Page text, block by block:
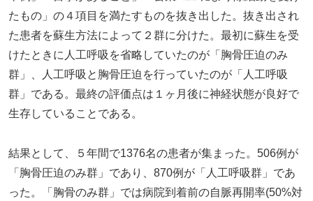
たもの」の４項目を満たすものを抜き出した。抜き出され
た患者を蘇生方法によって２群に分けた。最初に蘇生を受
けたときに人工呼吸を省略していたのが「胸骨圧迫のみ
群」、人工呼吸と胸骨圧迫を行っていたのが「人工呼吸
群」である。最終の評価点は１ヶ月後に神経状態が良好で
生存していることである。
結果として、５年間で1376名の患者が集まった。506例が
「胸骨圧迫のみ群」であり、870例が「人工呼吸群」であ
った。「胸骨のみ群」では病院到着前の自脈再開率(50%対